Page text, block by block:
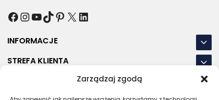
Zarządzaj zgodą
Facebook
Instagram
YouTube
TikTok
Pinterest
X LinkedIn
INFORMACJE
STREFA KLIENTA
NASZE LOKALIZACJE